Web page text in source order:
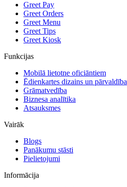
Greet Pay
Greet Orders
Greet Menu
Greet Tips
Greet Kiosk
Funkcijas
Mobilā lietotne oficiāntiem
Ēdienkartes dizains un pārvaldība
Grāmatvedība
Biznesa analītika
Atsauksmes
Vairāk
Blogs
Panākumu stāsti
Pielietojumi
Informācija